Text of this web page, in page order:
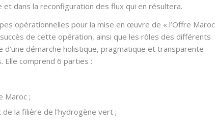
dans la reconfiguration des flux qui en résultera.
opérationnelles pour la mise en œuvre de « l’Offre Maroc
de cette opération, ainsi que les rôles des différents
démarche holistique, pragmatique et transparente
Elle comprend 6 parties :
Maroc ;
la filière de l’hydrogène vert ;